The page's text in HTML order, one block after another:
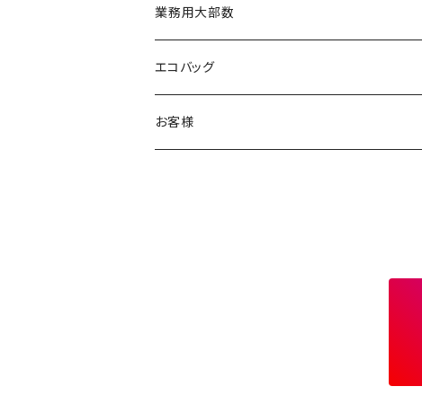
業務用大部数
メッセージカード
エコバッグ
お客様